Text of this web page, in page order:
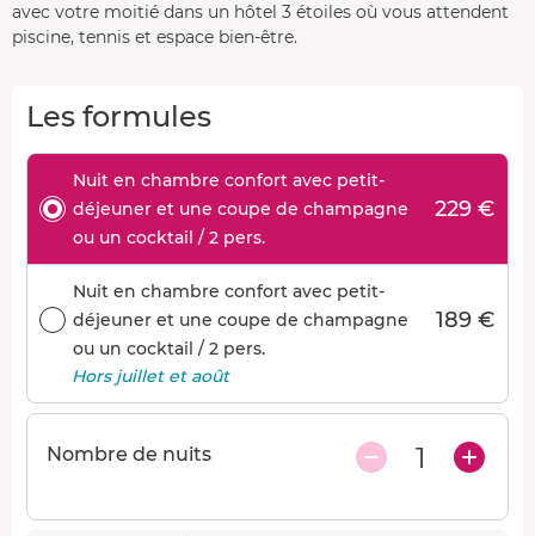
avec votre moitié dans un hôtel 3 étoiles où vous attendent
piscine, tennis et espace bien-être.
Les formules
Nuit en chambre confort avec petit-
déjeuner et une coupe de champagne
ou un cocktail / 2 pers.
229 €
Nuit en chambre confort avec petit-
déjeuner et une coupe de champagne
ou un cocktail / 2 pers.
189 €
Hors juillet et août
Nombre de nuits 1